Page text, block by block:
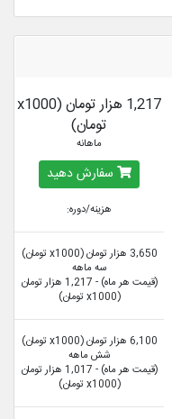
1,217 هزار تومان (x1000
تومان)
ماهانه
سفارش دهید
هزینه/دوره:
3,650 هزار تومان (x1000 تومان)
سه ماهه
(قیمت هر ماه) - 1,217 هزار تومان
(x1000 تومان)
6,100 هزار تومان (x1000 تومان)
شش ماهه
(قیمت هر ماه) - 1,017 هزار تومان
(x1000 تومان)